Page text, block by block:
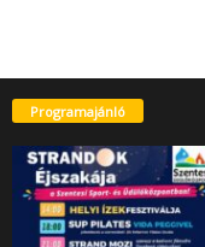
Programajánló